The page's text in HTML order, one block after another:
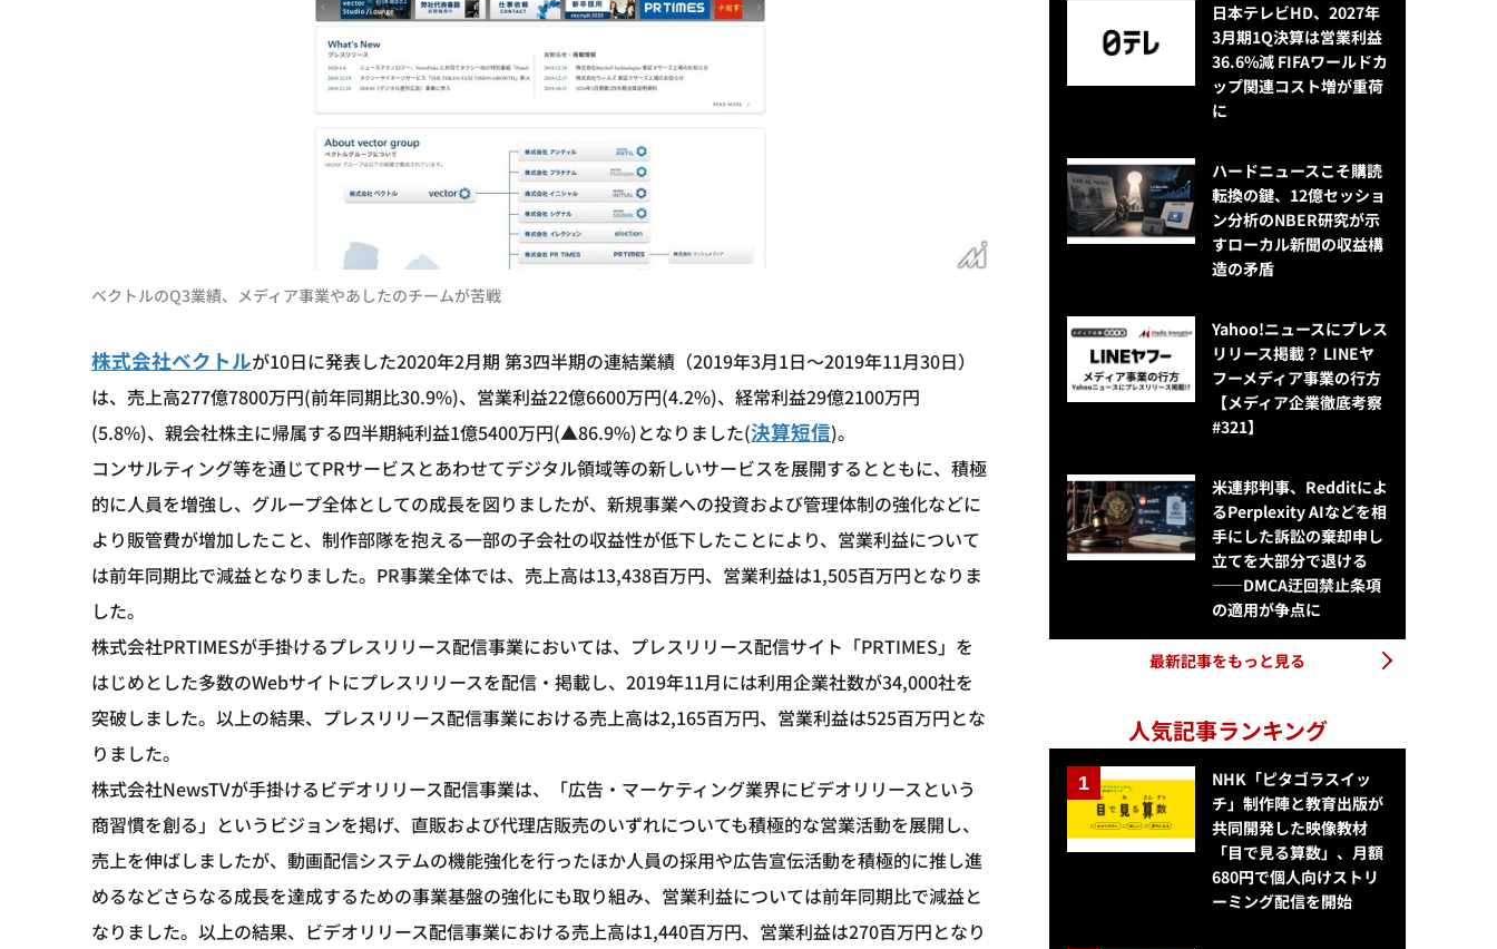
ベクトルのQ3業績、メディア事業やあしたのチームが苦戦
株式会社ベクトルが10日に発表した2020年2月期 第3四半期の連結業績（2019年3月1日～2019年11月30日）
は、売上高277億7800万円(前年同期比30.9%)、営業利益22億6600万円(4.2%)、経常利益29億2100万円
(5.8%)、親会社株主に帰属する四半期純利益1億5400万円(▲86.9%)となりました(決算短信)。
コンサルティング等を通じてPRサービスとあわせてデジタル領域等の新しいサービスを展開するとともに、積極
的に人員を増強し、グループ全体としての成長を図りましたが、新規事業への投資および管理体制の強化などに
より販管費が増加したこと、制作部隊を抱える一部の子会社の収益性が低下したことにより、営業利益について
は前年同期比で減益となりました。PR事業全体では、売上高は13,438百万円、営業利益は1,505百万円となりま
した。
株式会社PRTIMESが手掛けるプレスリリース配信事業においては、プレスリリース配信サイト「PRTIMES」を
はじめとした多数のWebサイトにプレスリリースを配信・掲載し、2019年11月には利用企業社数が34,000社を
突破しました。以上の結果、プレスリリース配信事業における売上高は2,165百万円、営業利益は525百万円とな
りました。
株式会社NewsTVが手掛けるビデオリリース配信事業は、「広告・マーケティング業界にビデオリリースという
商習慣を創る」というビジョンを掲げ、直販および代理店販売のいずれについても積極的な営業活動を展開し、
売上を伸ばしましたが、動画配信システムの機能強化を行ったほか人員の採用や広告宣伝活動を積極的に推し進
めるなどさらなる成長を達成するための事業基盤の強化にも取り組み、営業利益については前年同期比で減益と
なりました。以上の結果、ビデオリリース配信事業における売上高は1,440百万円、営業利益は270百万円となり
日本テレビHD、2027年
3月期1Q決算は営業利益
36.6%減 FIFAワールドカ
ップ関連コスト増が重荷
に
ハードニュースこそ購読
転換の鍵、12億セッショ
ン分析のNBER研究が示
すローカル新聞の収益構
造の矛盾
Yahoo!ニュースにプレス
リリース掲載？ LINEヤ
フーメディア事業の行方
【メディア企業徹底考察
#321】
米連邦判事、Redditによ
るPerplexity AIなどを相
手にした訴訟の棄却申し
立てを大部分で退ける
——DMCA迂回禁止条項
の適用が争点に
最新記事をもっと見る
人気記事ランキング
NHK「ピタゴラスイッ
チ」制作陣と教育出版が
共同開発した映像教材
「目で見る算数」、月額
680円で個人向けストリ
ーミング配信を開始